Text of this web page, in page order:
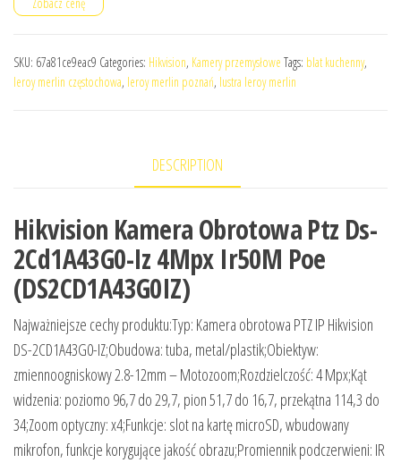
Zobacz cenę
SKU: 67a81ce9eac9 Categories: Hikvision, Kamery przemysłowe Tags: blat kuchenny,
leroy merlin częstochowa, leroy merlin poznań, lustra leroy merlin
DESCRIPTION
Hikvision Kamera Obrotowa Ptz Ds-
2Cd1A43G0-Iz 4Mpx Ir50M Poe
(DS2CD1A43G0IZ)
Najważniejsze cechy produktu:Typ: Kamera obrotowa PTZ IP Hikvision
DS-2CD1A43G0-IZ;Obudowa: tuba, metal/plastik;Obiektyw:
zmiennoogniskowy 2.8-12mm – Motozoom;Rozdzielczość: 4 Mpx;Kąt
widzenia: poziomo 96,7 do 29,7, pion 51,7 do 16,7, przekątna 114,3 do
34;Zoom optyczny: x4;Funkcje: slot na kartę microSD, wbudowany
mikrofon, funkcje korygujące jakość obrazu;Promiennik podczerwieni: IR